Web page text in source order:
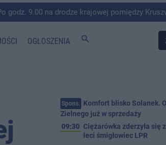
godz. 9.00 na drodze krajowej pomiędzy Kruszwicą a Sławskiem Wielkim doszło do
OGŁOSZENIA search
Spons. Komfort blisko Solanek.
Zielnego już w sprzedaży
09:30 Ciężarówka zderzyła się
leci śmigłowiec LPR